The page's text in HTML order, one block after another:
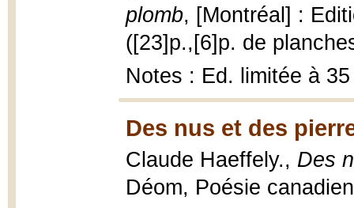
plomb, [Montréal] :
([23]p.,[6]p. de
Notes : Ed. limitée à
Des nus et des
Claude Haeffely., Des
Déom, Poésie